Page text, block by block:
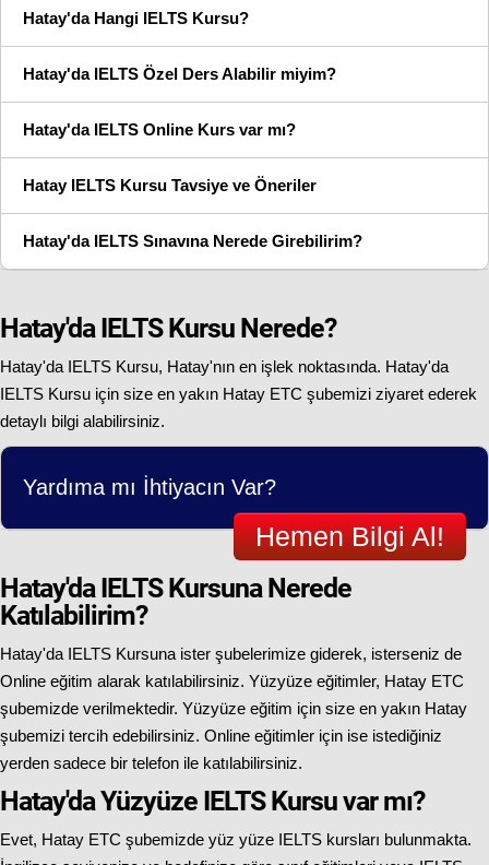
Hatay'da Hangi IELTS Kursu?
Hatay'da IELTS Özel Ders Alabilir miyim?
Hatay'da IELTS Online Kurs var mı?
Hatay IELTS Kursu Tavsiye ve Öneriler
Hatay'da IELTS Sınavına Nerede Girebilirim?
Hatay'da IELTS Kursu Nerede?
Hatay'da IELTS Kursu, Hatay'nın en işlek noktasında. Hatay'da
IELTS Kursu için size en yakın Hatay ETC şubemizi ziyaret ederek
detaylı bilgi alabilirsiniz.
Yardıma mı İhtiyacın Var?
Hemen Bilgi Al!
Hatay'da IELTS Kursuna Nerede
Katılabilirim?
Hatay'da IELTS Kursuna ister şubelerimize giderek, isterseniz de
Online eğitim alarak katılabilirsiniz. Yüzyüze eğitimler, Hatay ETC
şubemizde verilmektedir. Yüzyüze eğitim için size en yakın Hatay
şubemizi tercih edebilirsiniz. Online eğitimler için ise istediğiniz
yerden sadece bir telefon ile katılabilirsiniz.
Hatay'da Yüzyüze IELTS Kursu var mı?
Evet, Hatay ETC şubemizde yüz yüze IELTS kursları bulunmakta.